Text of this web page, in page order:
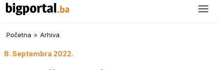
Početna » Arhiva
8. Septembra 2022.